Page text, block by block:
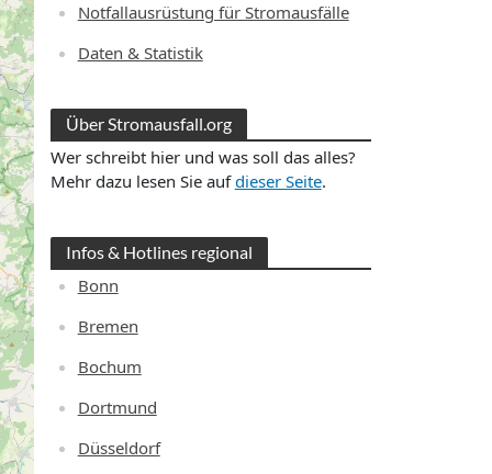
Notfallausrüstung für Stromausfälle
Daten & Statistik
Über Stromausfall.org
Wer schreibt hier und was soll das alles?
Mehr dazu lesen Sie aufdieser Seite.
Infos & Hotlines regional
Bonn
Bremen
Bochum
Dortmund
Düsseldorf